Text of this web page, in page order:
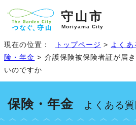
守山市
Moriyama City
現在の位置： トップページ > よくあ
険・年金 > 介護保険被保険者証が届
いのですか
保険・年金 よくある質